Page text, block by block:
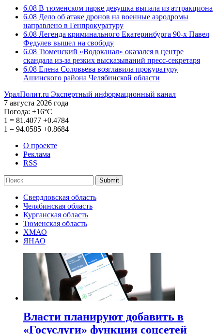
6.08 В тюменском парке девушка выпала из аттракциона
6.08 Дело об атаке дронов на военные аэродромы
направлено в Генпрокуратуру
6.08 Легенда криминального Екатеринбурга 90-х Павел
Федулев вышел на свободу
6.08 Тюменский «Водоканал» оказался в центре
скандала из-за резких высказываний пресс-секретаря
6.08 Елена Соловьева возглавила прокуратуру
Ашинского района Челябинской области
УралПолит.ru Экспертный информационный канал
7 августа 2026 года
Погода: +16°С
1 = 81.4077 +0.4784
1 = 94.0585 +0.8684
О проекте
Реклама
RSS
Submit
Свердловская область
Челябинская область
Курганская область
Тюменская область
ХМАО
ЯНАО
Власти планируют добавить в
«Госуслуги» функции соцсетей